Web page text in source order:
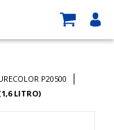
P20500
LITRO)